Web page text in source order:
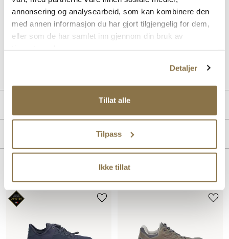
annonsering og analysearbeid, som kan kombinere den
med annen informasjon du har gjort tilgjengelig for dem,
eller som de har samlet inn gjennom din bruk av
Detaljer
Tillat alle
Tilpass
Ikke tillat
veganske designet en komfortabel og myk overdel med elastiske
bånd, en støttende mellomsåle og en Skechers Air-Cooled Memory
Foam komfort innersåle. Her får du en Relaxed Fit passform som
tilbyr god plass og romslighet til din forfot
Lignende produkter